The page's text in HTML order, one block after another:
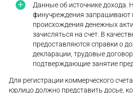
Данные об источнике дохода.
финучреждения запрашивают
происхождения денежных
зачисляться на счет. В
предоставляются справки о
декларации, трудовые
подтверждающие занятие
Для регистрации коммерческого
юрлицо должно представить досье,